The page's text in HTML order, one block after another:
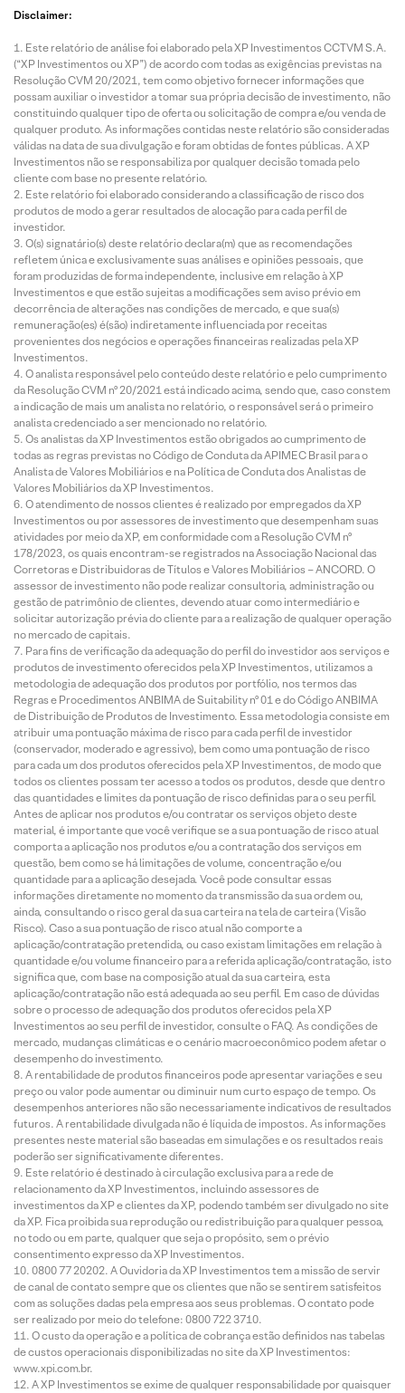
Disclaimer:
Este relatório de análise foi elaborado pela XP Investimentos CCTVM S.A.
(“XP Investimentos ou XP”) de acordo com todas as exigências previstas na
Resolução CVM 20/2021, tem como objetivo fornecer informações que
possam auxiliar o investidor a tomar sua própria decisão de investimento, não
constituindo qualquer tipo de oferta ou solicitação de compra e/ou venda de
qualquer produto. As informações contidas neste relatório são consideradas
válidas na data de sua divulgação e foram obtidas de fontes públicas. A XP
Investimentos não se responsabiliza por qualquer decisão tomada pelo
cliente com base no presente relatório.
Este relatório foi elaborado considerando a classificação de risco dos
produtos de modo a gerar resultados de alocação para cada perfil de
investidor.
O(s) signatário(s) deste relatório declara(m) que as recomendações
refletem única e exclusivamente suas análises e opiniões pessoais, que
foram produzidas de forma independente, inclusive em relação à XP
Investimentos e que estão sujeitas a modificações sem aviso prévio em
decorrência de alterações nas condições de mercado, e que sua(s)
remuneração(es) é(são) indiretamente influenciada por receitas
provenientes dos negócios e operações financeiras realizadas pela XP
Investimentos.
O analista responsável pelo conteúdo deste relatório e pelo cumprimento
da Resolução CVM nº 20/2021 está indicado acima, sendo que, caso constem
a indicação de mais um analista no relatório, o responsável será o primeiro
analista credenciado a ser mencionado no relatório.
Os analistas da XP Investimentos estão obrigados ao cumprimento de
todas as regras previstas no Código de Conduta da APIMEC Brasil para o
Analista de Valores Mobiliários e na Política de Conduta dos Analistas de
Valores Mobiliários da XP Investimentos.
O atendimento de nossos clientes é realizado por empregados da XP
Investimentos ou por assessores de investimento que desempenham suas
atividades por meio da XP, em conformidade com a Resolução CVM nº
178/2023, os quais encontram-se registrados na Associação Nacional das
Corretoras e Distribuidoras de Títulos e Valores Mobiliários – ANCORD. O
assessor de investimento não pode realizar consultoria, administração ou
gestão de patrimônio de clientes, devendo atuar como intermediário e
solicitar autorização prévia do cliente para a realização de qualquer operação
no mercado de capitais.
Para fins de verificação da adequação do perfil do investidor aos serviços e
produtos de investimento oferecidos pela XP Investimentos, utilizamos a
metodologia de adequação dos produtos por portfólio, nos termos das
Regras e Procedimentos ANBIMA de Suitability nº 01 e do Código ANBIMA
de Distribuição de Produtos de Investimento. Essa metodologia consiste em
atribuir uma pontuação máxima de risco para cada perfil de investidor
(conservador, moderado e agressivo), bem como uma pontuação de risco
para cada um dos produtos oferecidos pela XP Investimentos, de modo que
todos os clientes possam ter acesso a todos os produtos, desde que dentro
das quantidades e limites da pontuação de risco definidas para o seu perfil.
Antes de aplicar nos produtos e/ou contratar os serviços objeto deste
material, é importante que você verifique se a sua pontuação de risco atual
comporta a aplicação nos produtos e/ou a contratação dos serviços em
questão, bem como se há limitações de volume, concentração e/ou
quantidade para a aplicação desejada. Você pode consultar essas
informações diretamente no momento da transmissão da sua ordem ou,
ainda, consultando o risco geral da sua carteira na tela de carteira (Visão
Risco). Caso a sua pontuação de risco atual não comporte a
aplicação/contratação pretendida, ou caso existam limitações em relação à
quantidade e/ou volume financeiro para a referida aplicação/contratação, isto
significa que, com base na composição atual da sua carteira, esta
aplicação/contratação não está adequada ao seu perfil. Em caso de dúvidas
sobre o processo de adequação dos produtos oferecidos pela XP
Investimentos ao seu perfil de investidor, consulte o FAQ. As condições de
mercado, mudanças climáticas e o cenário macroeconômico podem afetar o
desempenho do investimento.
A rentabilidade de produtos financeiros pode apresentar variações e seu
preço ou valor pode aumentar ou diminuir num curto espaço de tempo. Os
desempenhos anteriores não são necessariamente indicativos de resultados
futuros. A rentabilidade divulgada não é líquida de impostos. As informações
presentes neste material são baseadas em simulações e os resultados reais
poderão ser significativamente diferentes.
Este relatório é destinado à circulação exclusiva para a rede de
relacionamento da XP Investimentos, incluindo assessores de
investimentos da XP e clientes da XP, podendo também ser divulgado no site
da XP. Fica proibida sua reprodução ou redistribuição para qualquer pessoa,
no todo ou em parte, qualquer que seja o propósito, sem o prévio
consentimento expresso da XP Investimentos.
0800 77 20202. A Ouvidoria da XP Investimentos tem a missão de servir
de canal de contato sempre que os clientes que não se sentirem satisfeitos
com as soluções dadas pela empresa aos seus problemas. O contato pode
ser realizado por meio do telefone: 0800 722 3710.
O custo da operação e a política de cobrança estão definidos nas tabelas
de custos operacionais disponibilizadas no site da XP Investimentos:
www.xpi.com.br.
A XP Investimentos se exime de qualquer responsabilidade por quaisquer